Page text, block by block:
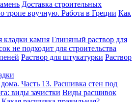
Доставка строительных
тропе вручную. Работа в Греции Как
кладки камня Глиняный раствор для
не подходит для строительства
Раствор для штукатурки Раствор
Часть 13. Расшивка стен под
виды зачистки Виды расшивок